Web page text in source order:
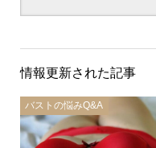
情報更新された記事
バストの悩みQ&A